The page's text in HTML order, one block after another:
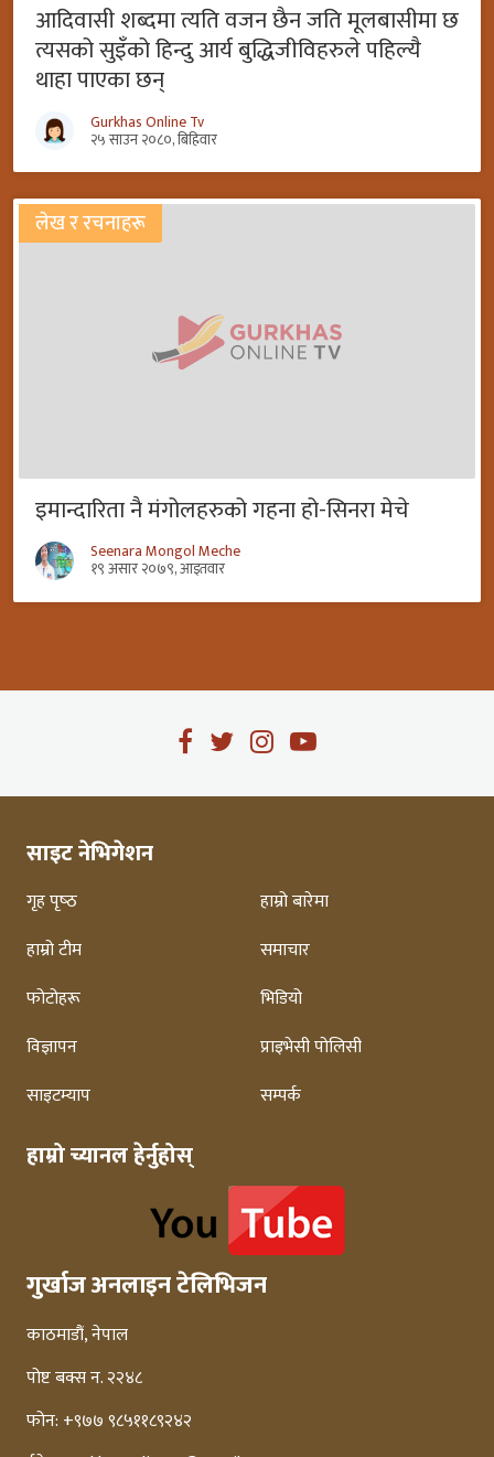
आदिवासी शब्दमा त्यति वजन छैन जति मूलबासीमा छ
त्यसको सुइँको हिन्दु आर्य बुद्धिजीविहरुले पहिल्यै
थाहा पाएका छन्
Gurkhas Online Tv
२५ साउन २०८०, बिहिवार
लेख र रचनाहरू
इमान्दारिता नै मंगोलहरुको गहना हो-सिनरा मेचे
Seenara Mongol Meche
१९ असार २०७९, आइतवार
साइट नेभिगेशन
गृह पृष्‍ठ
हाम्रो बारेमा
हाम्रो टीम
समाचार
फोटोहरू
भिडियो
विज्ञापन
प्राइभेसी पोलिसी
साइटम्याप
सम्पर्क
हाम्रो च्यानल हेर्नुहोस्
गुर्खाज अनलाइन टेलिभिजन
काठमाडौं, नेपाल
पोष्ट बक्स न. २२४८
फोन: +९७७ ९८५११८९२४२